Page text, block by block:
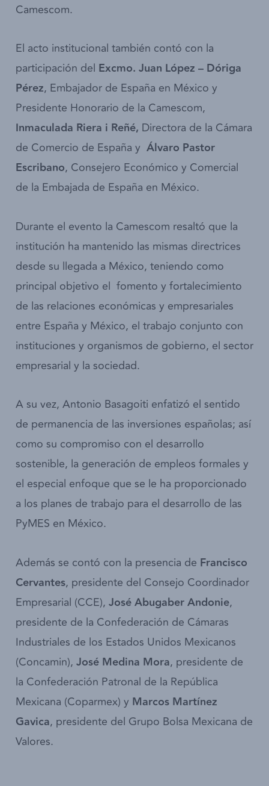
Camescom.
El acto institucional también contó con la
participación del Excmo. Juan López – Dóriga
Pérez, Embajador de España en México y
Presidente Honorario de la Camescom,
Inmaculada Riera i Reñé, Directora de la Cámara
de Comercio de España y Álvaro Pastor
Escribano, Consejero Económico y Comercial
de la Embajada de España en México.
Durante el evento la Camescom resaltó que la
institución ha mantenido las mismas directrices
desde su llegada a México, teniendo como
principal objetivo el fomento y fortalecimiento
de las relaciones económicas y empresariales
entre España y México, el trabajo conjunto con
instituciones y organismos de gobierno, el sector
empresarial y la sociedad.
A su vez, Antonio Basagoiti enfatizó el sentido
de permanencia de las inversiones españolas; así
como su compromiso con el desarrollo
sostenible, la generación de empleos formales y
el especial enfoque que se le ha proporcionado
a los planes de trabajo para el desarrollo de las
PyMES en México.
Además se contó con la presencia de Francisco
Cervantes, presidente del Consejo Coordinador
Empresarial (CCE), José Abugaber Andonie,
presidente de la Confederación de Cámaras
Industriales de los Estados Unidos Mexicanos
(Concamin), José Medina Mora, presidente de
la Confederación Patronal de la República
Mexicana (Coparmex) y Marcos Martínez
Gavica, presidente del Grupo Bolsa Mexicana de
Valores.